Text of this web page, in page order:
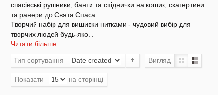
NEW 2026 - "Українська айдентика -
проєкт про вишиванки"
Нова колекція - НАША: ЗЕМЛЯ, НЕБО,
КРАЇНА / Вишиванки
спасівські рушники, банти та спіднички на кошик, скатертини
та ранери до Свята Спаса.
Творчий набір для вишивки нитками - чудовий вибір для
творчих людей будь-яко...
Читати більше
Тип сортування Вигляд
Показати на сторінці